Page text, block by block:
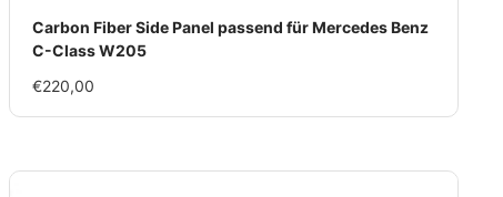
Carbon Fiber Side Panel passend für Mercedes Benz
C-Class W205
Im
€220,00